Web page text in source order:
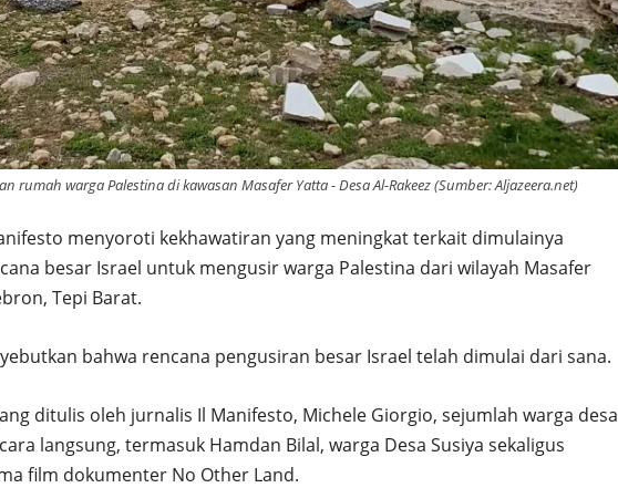
rumah warga Palestina di kawasan Masafer Yatta - Desa Al-Rakeez (Sumber: Aljazeera.net)
menyoroti kekhawatiran yang meningkat terkait dimulainya
besar Israel untuk mengusir warga Palestina dari wilayah Masafer
Tepi Barat.
bahwa rencana pengusiran besar Israel telah dimulai dari sana.
ditulis oleh jurnalis Il Manifesto, Michele Giorgio, sejumlah warga desa
langsung, termasuk Hamdan Bilal, warga Desa Susiya sekaligus
film dokumenter No Other Land.